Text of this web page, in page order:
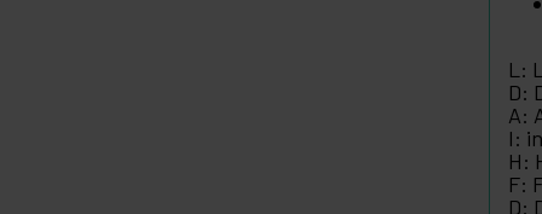
L:
D:
A:
I:
H:
F:
D: